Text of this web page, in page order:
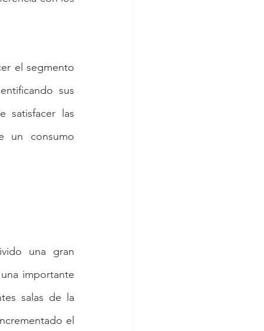
el segmento
sus
satisfacer las
un consumo
una gran
importante
salas de la
el